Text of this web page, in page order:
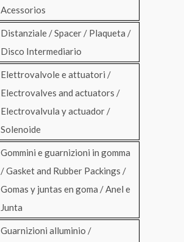
Acessorios
Distanziale / Spacer / Plaqueta /
Disco Intermediario
Elettrovalvole e attuatori /
Electrovalves and actuators /
Electrovalvula y actuador /
Solenoide
Gommini e guarnizioni in gomma
/ Gasket and Rubber Packings /
Gomas y juntas en goma / Anel e
Junta
Guarnizioni alluminio /